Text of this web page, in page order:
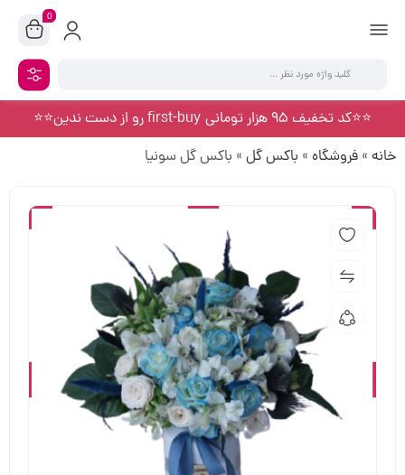
0
⭐️⭐️کد تخفیف 95 هزار تومانی first-buy رو از دست ندین⭐️⭐️
خانه » فروشگاه » باکس گل » باکس گل سونیا